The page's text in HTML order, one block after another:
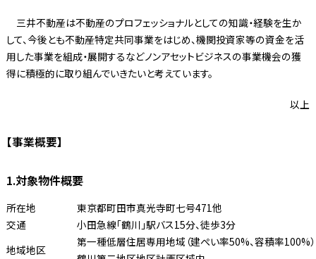
三井不動産は不動産のプロフェッショナルとしての知識・経験を生か
して、今後とも不動産特定共同事業をはじめ、機関投資家等の資金を活
用した事業を組成・展開するなどノンアセットビジネスの事業機会の獲
得に積極的に取り組んでいきたいと考えています。
以上
【事業概要】
1.対象物件概要
所在地
東京都町田市真光寺町七号471他
交通
小田急線「鶴川」駅バス15分、徒歩3分
地域地区
第一種低層住居専用地域（建ぺい率50%、容積率100%）